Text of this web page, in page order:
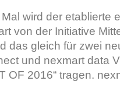
wird der etablierte
von der Initiative
das gleich für zwei
und nexmart data
OF 2016“ tragen.